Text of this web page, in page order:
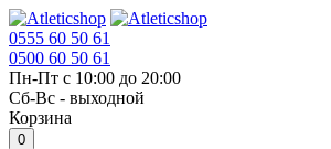
0555 60 50 61
0500 60 50 61
Пн-Пт с 10:00 до 20:00
Cб-Вс - выходной
Корзина
0